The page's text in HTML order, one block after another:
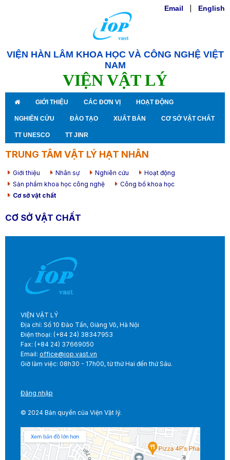
VIỆN HÀN LÂM KHOA HỌC VÀ CÔNG NGHỆ VIỆT
NAM
VIỆN VẬT LÝ
Email English
GIỚI THIỆU CÁC ĐƠN VỊ HOẠT ĐỘNG
NGHIÊN CỨU ĐÀO TẠO XUẤT BẢN CƠ SỞ VẬT CHẤT
TT UNESCO TT JINR
TRUNG TÂM VẬT LÝ HẠT NHÂN
Giới thiệu Nhân sự Nghiên cứu
Hoạt động
Sản phẩm khoa học công nghệ
Công bố khoa học
Cơ sở vật chất
CƠ SỞ VẬT CHẤT
VIỆN VẬT LÝ
Địa chỉ: Số 10 Đào Tấn, Giảng Võ, Hà Nội
Điện thoại: (+84 24) 38347953
Fax: (+84 24) 37669050
Email: office@iop.vast.vn
Giờ làm việc: 08h30 - 17h00, từ thứ Hai đến thứ Sáu.
Đăng nhập
© 2024 Bản quyền của Viện Vật lý.